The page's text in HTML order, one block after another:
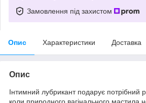
Замовлення під захистом
Опис Характеристики Доставка
Опис
Інтимний лубрикант подарує потрібний
коли природного вагінального мастила